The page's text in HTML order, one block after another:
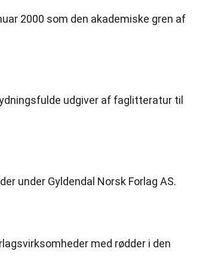
2000 som den akademiske gren af
udgiver af faglitteratur til
under Gyldendal Norsk Forlag AS.
med rødder i den